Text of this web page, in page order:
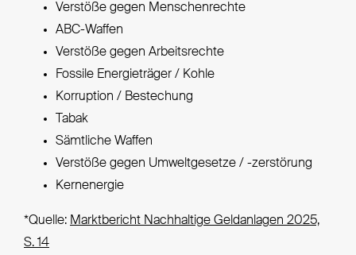
Verstöße gegen Menschenrechte
ABC-Waffen
Verstöße gegen Arbeitsrechte
Fossile Energieträger / Kohle
Korruption / Bestechung
Tabak
Sämtliche Waffen
Verstöße gegen Umweltgesetze / -zerstörung
Kernenergie
*Quelle: Marktbericht Nachhaltige Geldanlagen 2025,
S. 14